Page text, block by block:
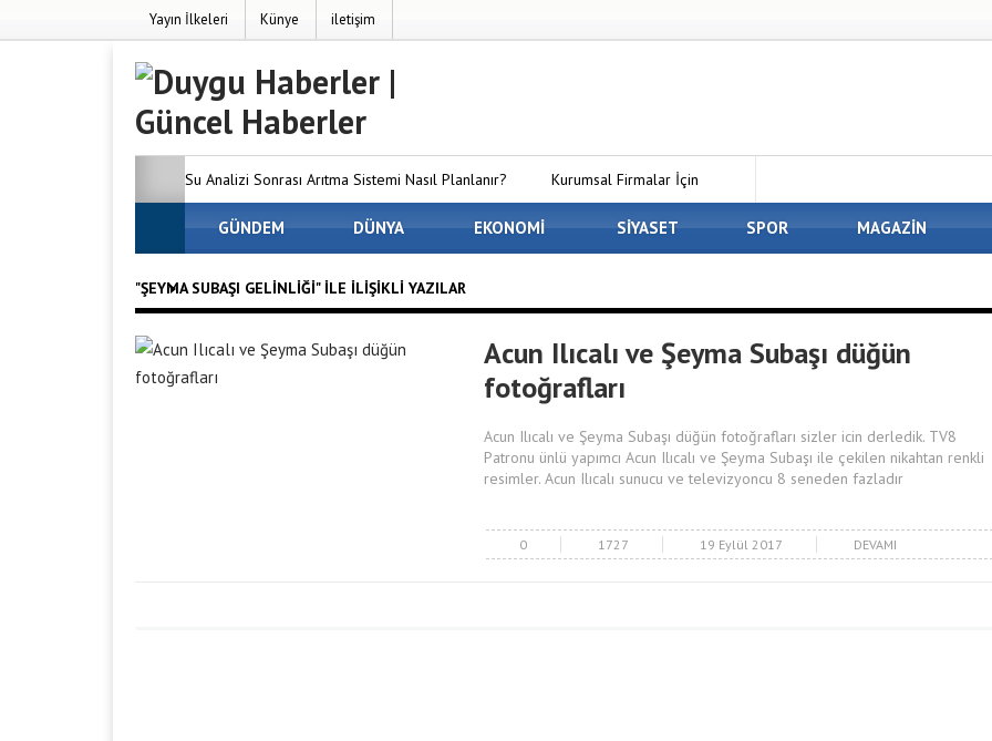
Yayın İlkeleri Künye iletişim
Su Analizi Sonrası Arıtma Sistemi Nasıl Planlanır? Kurumsal Firmalar İçin
SEO’nun Önemi Neden Artıyor? MC Server Kirala Paketleri ile Kendi Minecraft
ve Hasarsız Taşıyoruz
GÜNDEM DÜNYA EKONOMİ SİYASET SPOR MAGAZİN
"ŞEYMA SUBAŞI GELINLIĞI" ILE İLIŞIKLI YAZILAR
Acun Ilıcalı ve Şeyma Subaşı düğün
fotoğrafları
Acun Ilıcalı ve Şeyma Subaşı düğün fotoğrafları sizler icin derledik. TV8
Patronu ünlü yapımcı Acun Ilıcalı ve Şeyma Subaşı ile çekilen nikahtan renkli
resimler. Acun Ilıcalı sunucu ve televizyoncu 8 seneden fazladır
0 1727 19 Eylül 2017 DEVAMI